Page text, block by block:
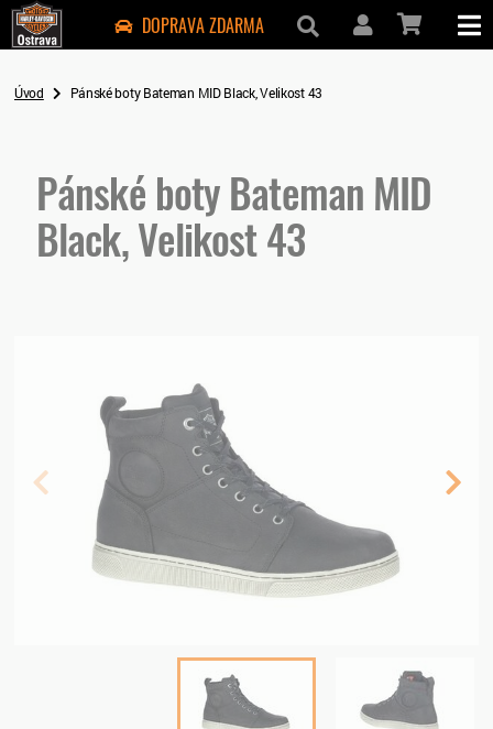
DOPRAVA ZDARMA
Úvod Pánské boty Bateman MID Black, Velikost 43
Pánské boty Bateman MID
Black, Velikost 43